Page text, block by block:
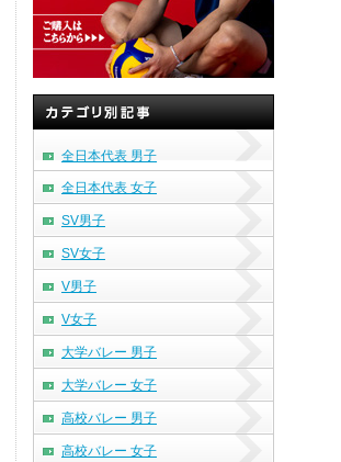
全日本代表 男子
全日本代表 女子
SV男子
SV女子
V男子
V女子
大学バレー 男子
大学バレー 女子
高校バレー 男子
高校バレー 女子